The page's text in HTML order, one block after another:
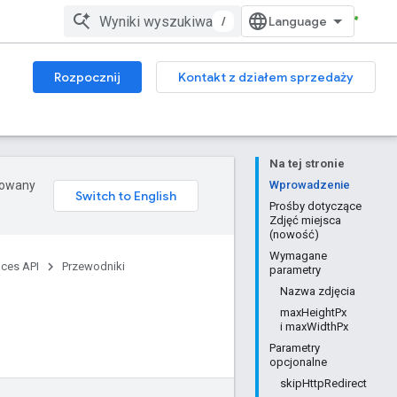
/
Rozpocznij Kontakt z działem sprzedaży
Na tej stronie
Wprowadzenie
Prośby dotyczące
Zdjęć miejsca
(nowość)
Wymagane
parametry
Nazwa zdjęcia
maxHeightPx
i maxWidthPx
Parametry
opcjonalne
skipHttpRedirect
API Przewodniki